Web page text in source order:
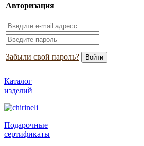
Авторизация
Забыли свой пароль?
Каталог
изделий
Подарочные
сертификаты